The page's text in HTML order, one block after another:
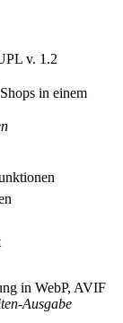
v. 1.2
in einem
in WebP, AVIF
Ausgabe